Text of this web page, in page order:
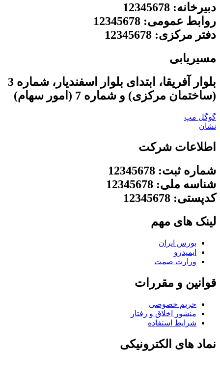
دبیرخانه: 12345678
روابط عمومی: 12345678
دفتر مرکزی: 12345678
مسیریابی
بلوار آفریقا، ابتدای بلوار اسفندیار، شماره 3
(ساختمان مرکزی) و شماره 7 (امور سهام)
گوگل مپ
نشان
اطلاعات شرکت
شماره ثبت: 12345678
شناسه ملی: 12345678
کدپستی: 12345678
لینک های مهم
بورس ایران
ایمیدرو
وزارت صمت
قوانین و مقررات
حریم خصوصی
منشور اخلاق و رفتار
شرایط استفاده
نماد های الکترونیکی